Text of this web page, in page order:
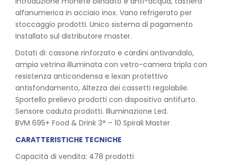
alfanumerica in acciaio inox. Vano refrigerato per
stoccaggio prodotti. Unico sistema di pagamento
installato sul distributore master.
Dotati di: cassone rinforzato e cardini antivandalo,
ampia vetrina illuminata con vetro-camera tripla con
resistenza anticondensa e lexan protettivo
antisfondamento, Altezza dei cassetti regolabile.
Sportello prelievo prodotti con dispositivo antifurto.
Sensore caduta prodotti. Illuminazione Led.
BVM 695+ Food & Drink 3° – 10 Spirali Master
CARATTERISTICHE TECNICHE
Capacità di vendita: 478 prodotti